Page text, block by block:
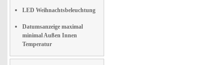
LED Weihnachtsbeleuchtung
Datumsanzeige maximal
minimal Außen Innen
Temperatur